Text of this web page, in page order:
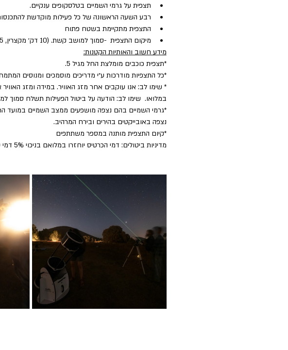
תצפית על גרמי השמיים בטלסקופים ענקיים.
רבע השעה הראשונה של כל פעילות מוקדשת להתכנסות.
התצפית מתקיימת בשטח פתוח
מיקום התצפית  -סמוך למושב קשת. (10 דק׳ מקצרין, 15 דקות ממרום גולן) מיקום מדוייק ימסר למשתתפים.
מידע חשוב והאותיות הקטנות:
*תצפית כוכבים מומלצת החל מגיל 5.
*כל התצפיות מודרכות ע״י מדריכים מוסמכים ומנוסים
* שימו לב: אנו עוקבים אחר מזג האוויר. במידה ומזג
במלואו.  שימו לב: הודעה על ביטול הפעילות תשלח סמוך
*גרמי השמיים בהם נצפה מושפעים ממצב השמיים במועד
נצפה באובייקטים בהירים ובירח המרהיב.
​*קיום התצפית מותנה במספר משתתפים
מדיניות ביטולים: דמי הכרטיס יוחזרו במלואם בניכוי 5% דמי טיפול עד 2 ימים לפני הפעילות . לאחר מכן אין החזר כספי על ביטול